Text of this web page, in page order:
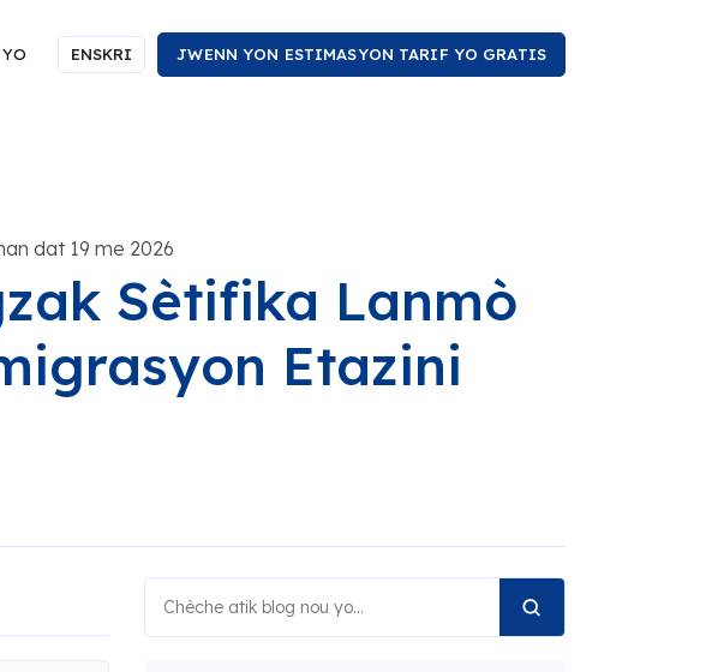
ENSKRI JWENN YON ESTIMASYON TARIF YO GRATIS
dat 19 me 2026
Sètifika Lanmò
Etazini